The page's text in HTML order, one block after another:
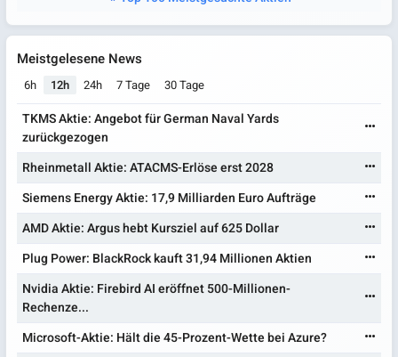
Meistgelesene News
6h 12h 24h 7 Tage 30 Tage
TKMS Aktie: Angebot für German Naval Yards
zurückgezogen
Rheinmetall Aktie: ATACMS-Erlöse erst 2028
Siemens Energy Aktie: 17,9 Milliarden Euro Aufträge
AMD Aktie: Argus hebt Kursziel auf 625 Dollar
Plug Power: BlackRock kauft 31,94 Millionen Aktien
Nvidia Aktie: Firebird AI eröffnet 500-Millionen-
Rechenze...
Microsoft-Aktie: Hält die 45-Prozent-Wette bei Azure?